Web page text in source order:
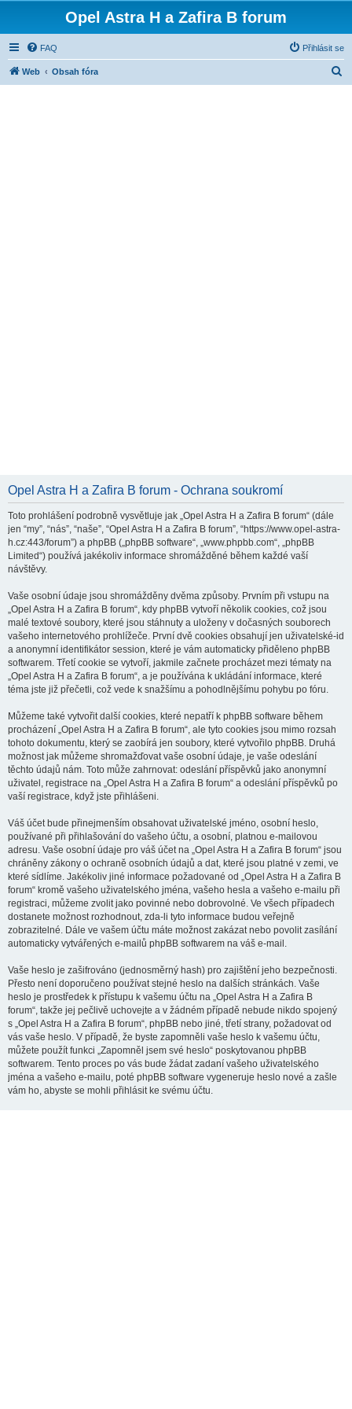
Opel Astra H a Zafira B forum
FAQ Přihlásit se
Web Obsah fóra
Opel Astra H a Zafira B forum - Ochrana soukromí
Toto prohlášení podrobně vysvětluje jak „Opel Astra H a Zafira B forum“ (dále
jen “my”, “nás”, “naše”, “Opel Astra H a Zafira B forum”, “https://www.opel-astra-
h.cz:443/forum”) a phpBB („phpBB software“, „www.phpbb.com“, „phpBB
Limited“) používá jakékoliv informace shromážděné během každé vaší
návštěvy.
Vaše osobní údaje jsou shromážděny dvěma způsoby. Prvním při vstupu na
„Opel Astra H a Zafira B forum“, kdy phpBB vytvoří několik cookies, což jsou
malé textové soubory, které jsou stáhnuty a uloženy v dočasných souborech
vašeho internetového prohlížeče. První dvě cookies obsahují jen uživatelské-id
a anonymní identifikátor session, které je vám automaticky přiděleno phpBB
softwarem. Třetí cookie se vytvoří, jakmile začnete procházet mezi tématy na
„Opel Astra H a Zafira B forum“, a je používána k ukládání informace, které
téma jste již přečetli, což vede k snažšímu a pohodlnějšímu pohybu po fóru.
Můžeme také vytvořit další cookies, které nepatří k phpBB software během
procházení „Opel Astra H a Zafira B forum“, ale tyto cookies jsou mimo rozsah
tohoto dokumentu, který se zaobírá jen soubory, které vytvořilo phpBB. Druhá
možnost jak můžeme shromažďovat vaše osobní údaje, je vaše odeslání
těchto údajů nám. Toto může zahrnovat: odeslání příspěvků jako anonymní
uživatel, registrace na „Opel Astra H a Zafira B forum“ a odeslání příspěvků po
vaší registrace, když jste přihlášeni.
Váš účet bude přinejmenším obsahovat uživatelské jméno, osobní heslo,
používané při přihlašování do vašeho účtu, a osobní, platnou e-mailovou
adresu. Vaše osobní údaje pro váš účet na „Opel Astra H a Zafira B forum“ jsou
chráněny zákony o ochraně osobních údajů a dat, které jsou platné v zemi, ve
které sídlíme. Jakékoliv jiné informace požadované od „Opel Astra H a Zafira B
forum“ kromě vašeho uživatelského jména, vašeho hesla a vašeho e-mailu při
registraci, můžeme zvolit jako povinné nebo dobrovolné. Ve všech případech
dostanete možnost rozhodnout, zda-li tyto informace budou veřejně
zobrazitelné. Dále ve vašem účtu máte možnost zakázat nebo povolit zasílání
automaticky vytvářených e-mailů phpBB softwarem na váš e-mail.
Vaše heslo je zašifrováno (jednosměrný hash) pro zajištění jeho bezpečnosti.
Přesto není doporučeno používat stejné heslo na dalších stránkách. Vaše
heslo je prostředek k přístupu k vašemu účtu na „Opel Astra H a Zafira B
forum“, takže jej pečlivě uchovejte a v žádném případě nebude nikdo spojený
s „Opel Astra H a Zafira B forum“, phpBB nebo jiné, třetí strany, požadovat od
vás vaše heslo. V případě, že byste zapomněli vaše heslo k vašemu účtu,
můžete použít funkci „Zapomněl jsem své heslo“ poskytovanou phpBB
softwarem. Tento proces po vás bude žádat zadaní vašeho uživatelského
jména a vašeho e-mailu, poté phpBB software vygeneruje heslo nové a zašle
vám ho, abyste se mohli přihlásit ke svému účtu.